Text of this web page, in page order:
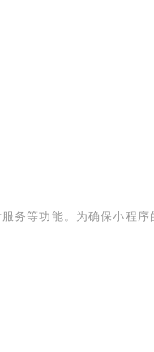
务等功能。为确保小程序